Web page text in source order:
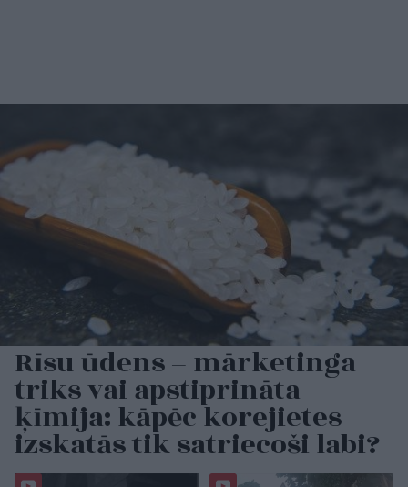
Rīsu ūdens – mārketinga
triks vai apstiprināta
ķīmija: kāpēc korejietes
izskatās tik satriecoši labi?